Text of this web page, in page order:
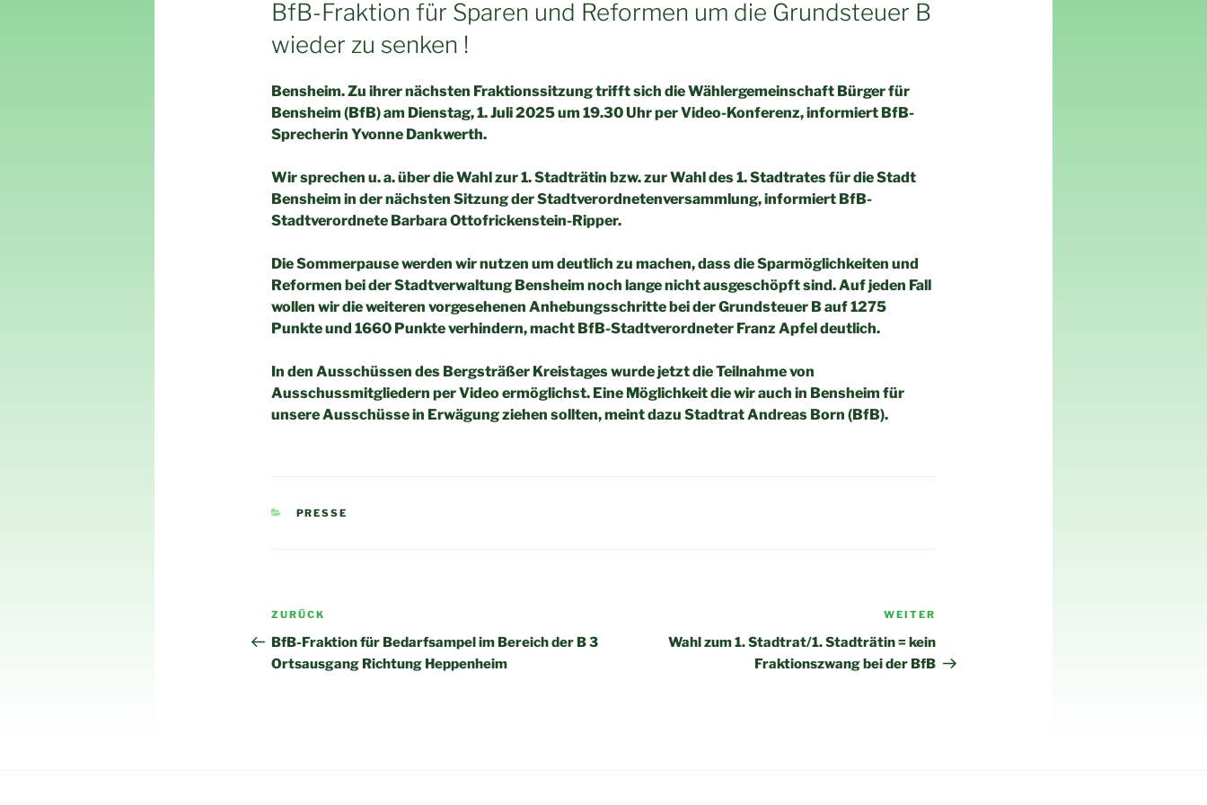
BfB-Fraktion für Sparen und Reformen um die Grundsteuer B
wieder zu senken !
Bensheim. Zu ihrer nächsten Fraktionssitzung trifft sich die Wählergemeinschaft Bürger für
Bensheim (BfB) am Dienstag, 1. Juli 2025 um 19.30 Uhr per Video-Konferenz, informiert BfB-
Sprecherin Yvonne Dankwerth.
Wir sprechen u. a. über die Wahl zur 1. Stadträtin bzw. zur Wahl des 1. Stadtrates für die Stadt
Bensheim in der nächsten Sitzung der Stadtverordnetenversammlung, informiert BfB-
Stadtverordnete Barbara Ottofrickenstein-Ripper.
Die Sommerpause werden wir nutzen um deutlich zu machen, dass die Sparmöglichkeiten und
Reformen bei der Stadtverwaltung Bensheim noch lange nicht ausgeschöpft sind. Auf jeden Fall
wollen wir die weiteren vorgesehenen Anhebungsschritte bei der Grundsteuer B auf 1275
Punkte und 1660 Punkte verhindern, macht BfB-Stadtverordneter Franz Apfel deutlich.
In den Ausschüssen des Bergsträßer Kreistages wurde jetzt die Teilnahme von
Ausschussmitgliedern per Video ermöglichst. Eine Möglichkeit die wir auch in Bensheim für
unsere Ausschüsse in Erwägung ziehen sollten, meint dazu Stadtrat Andreas Born (BfB).
KATEGORIEN
PRESSE
Beitragsnavigation
Vorheriger
Beitrag
ZURÜCK
BfB-Fraktion für Bedarfsampel im Bereich der B 3
Ortsausgang Richtung Heppenheim
Beitrag
WEITER
Wahl zum 1. Stadtrat/1. Stadträtin = kein
Fraktionszwang bei der BfB